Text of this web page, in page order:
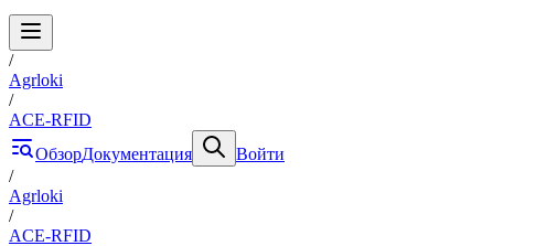
/
Agrloki
/
ACE-RFID
ОбзорДокументация
Войти
/
Agrloki
/
ACE-RFID